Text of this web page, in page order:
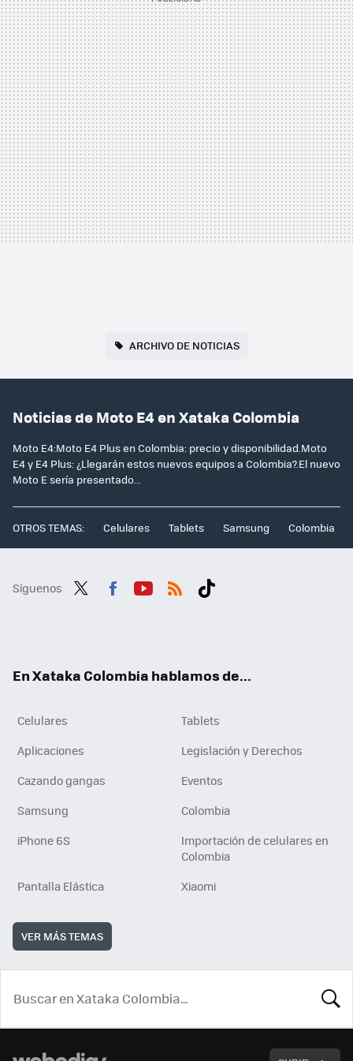
ARCHIVO DE NOTICIAS
Noticias de Moto E4 en Xataka Colombia
Moto E4:Moto E4 Plus en Colombia: precio y disponibilidad.Moto
E4 y E4 Plus: ¿Llegarán estos nuevos equipos a Colombia?.El nuevo
Moto E sería presentado...
OTROS TEMAS: Celulares Tablets Samsung Colombia
Síguenos
En Xataka Colombia hablamos de...
Celulares
Tablets
Aplicaciones
Legislación y Derechos
Cazando gangas
Eventos
Samsung
Colombia
iPhone 6S
Importación de celulares en
Colombia
Pantalla Elástica
Xiaomi
VER MÁS TEMAS